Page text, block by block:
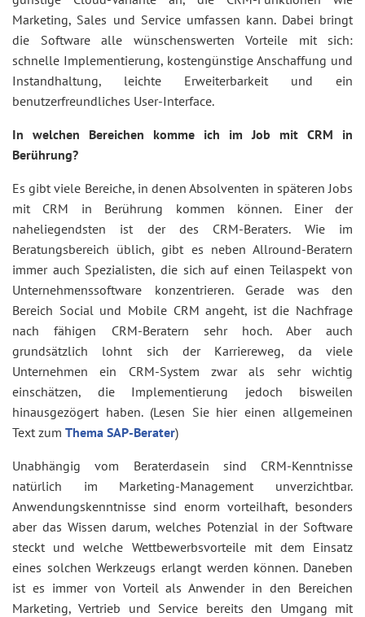
Marketing, Sales und Service umfassen kann. Dabei bringt
die Software alle wünschenswerten Vorteile mit sich:
schnelle Implementierung, kostengünstige Anschaffung und
Instandhaltung, leichte Erweiterbarkeit und ein
benutzerfreundliches User-Interface.
In welchen Bereichen komme ich im Job mit CRM in
Berührung?
Es gibt viele Bereiche, in denen Absolventen in späteren Jobs
mit CRM in Berührung kommen können. Einer der
naheliegendsten ist der des CRM-Beraters. Wie im
Beratungsbereich üblich, gibt es neben Allround-Beratern
immer auch Spezialisten, die sich auf einen Teilaspekt von
Unternehmenssoftware konzentrieren. Gerade was den
Bereich Social und Mobile CRM angeht, ist die Nachfrage
nach fähigen CRM-Beratern sehr hoch. Aber auch
grundsätzlich lohnt sich der Karriereweg, da viele
Unternehmen ein CRM-System zwar als sehr wichtig
einschätzen, die Implementierung jedoch bisweilen
hinausgezögert haben. (Lesen Sie hier einen allgemeinen
Text zum Thema SAP-Berater)
Unabhängig vom Beraterdasein sind CRM-Kenntnisse
natürlich im Marketing-Management unverzichtbar.
Anwendungskenntnisse sind enorm vorteilhaft, besonders
aber das Wissen darum, welches Potenzial in der Software
steckt und welche Wettbewerbsvorteile mit dem Einsatz
eines solchen Werkzeugs erlangt werden können. Daneben
ist es immer von Vorteil als Anwender in den Bereichen
Marketing, Vertrieb und Service bereits den Umgang mit